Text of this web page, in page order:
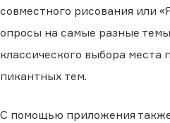
совместного рисования или
опросы на самые разные
классического выбора места
пикантных тем.
С помощью приложения